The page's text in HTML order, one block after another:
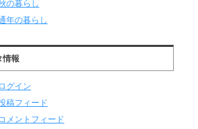
の暮らし
年の暮らし
情報
グイン
稿フィード
メントフィード